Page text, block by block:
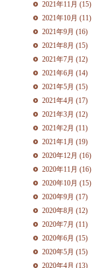
2021年11月 (15)
2021年10月 (11)
2021年9月 (16)
2021年8月 (15)
2021年7月 (12)
2021年6月 (14)
2021年5月 (15)
2021年4月 (17)
2021年3月 (12)
2021年2月 (11)
2021年1月 (19)
2020年12月 (16)
2020年11月 (16)
2020年10月 (15)
2020年9月 (17)
2020年8月 (12)
2020年7月 (11)
2020年6月 (15)
2020年5月 (15)
2020年4月 (13)